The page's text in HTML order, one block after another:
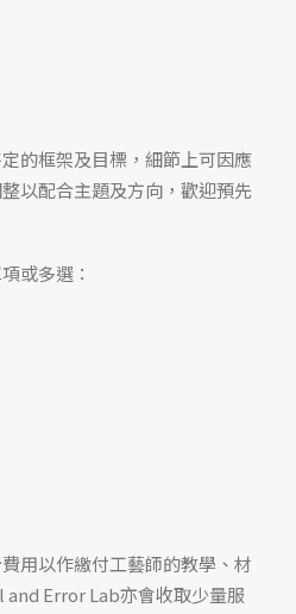
的框架及目標，細節上可因應
以配合主題及方向，歡迎預先
或多選：
用以作繳付工藝師的教學、材
Error Lab亦會收取少量服